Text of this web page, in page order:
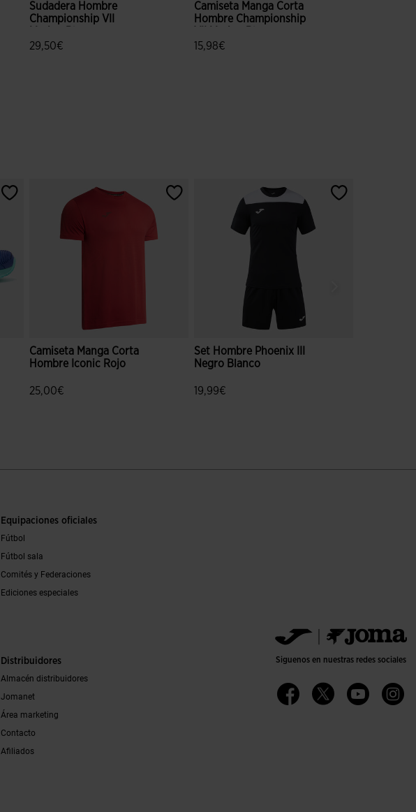
Sudadera Hombre
Championship VII
29,50€
Camiseta Manga Corta
Hombre Championship
15,98€
Camiseta Manga Corta
Hombre Iconic Rojo
25,00€
Set Hombre Phoenix III
Negro Blanco
19,99€
Equipaciones oficiales
Fútbol
Fútbol sala
Comités y Federaciones
Ediciones especiales
Distribuidores
Almacén distribuidores
Jomanet
Área marketing
Contacto
Afiliados
Siguenos en nuestras redes sociales